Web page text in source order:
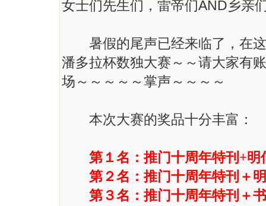
女士们先生们，雷帝们AND乡亲
暑假的尾声已经来临了，在这
潘多拉杯数独大赛～～请大家有
场～～～～～掌声～～～～
本次大赛的奖品十分丰富：
第１名： 推门十周年特刊+明
第２名： 推门十周年特刊＋
第３名： 推门十周年特刊＋